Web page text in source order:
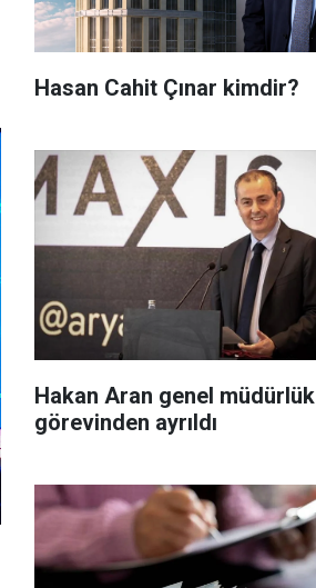
Hasan Cahit Çınar kimdir?
Hakan Aran genel müdürlük
görevinden ayrıldı